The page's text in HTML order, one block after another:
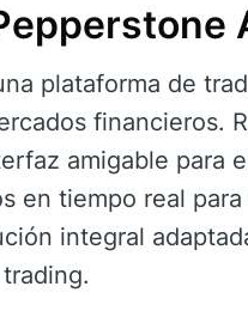
plataforma de
financieros.
amigable para
en tiempo real
integral